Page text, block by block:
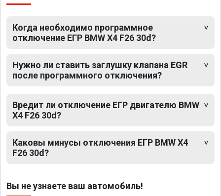
Когда необходимо программное
отключение ЕГР BMW X4 F26 30d?
Нужно ли ставить заглушку клапана EGR
после программного отключения?
Вредит ли отключение ЕГР двигателю BMW
X4 F26 30d?
Каковы минусы отключения ЕГР BMW X4
F26 30d?
Вы не узнаете ваш автомобиль!